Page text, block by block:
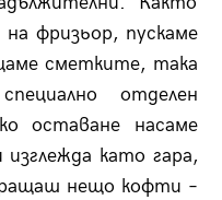
фризьор, пускаме
сметките, така
отделен
оставане насаме
като гара,
нещо кофти –